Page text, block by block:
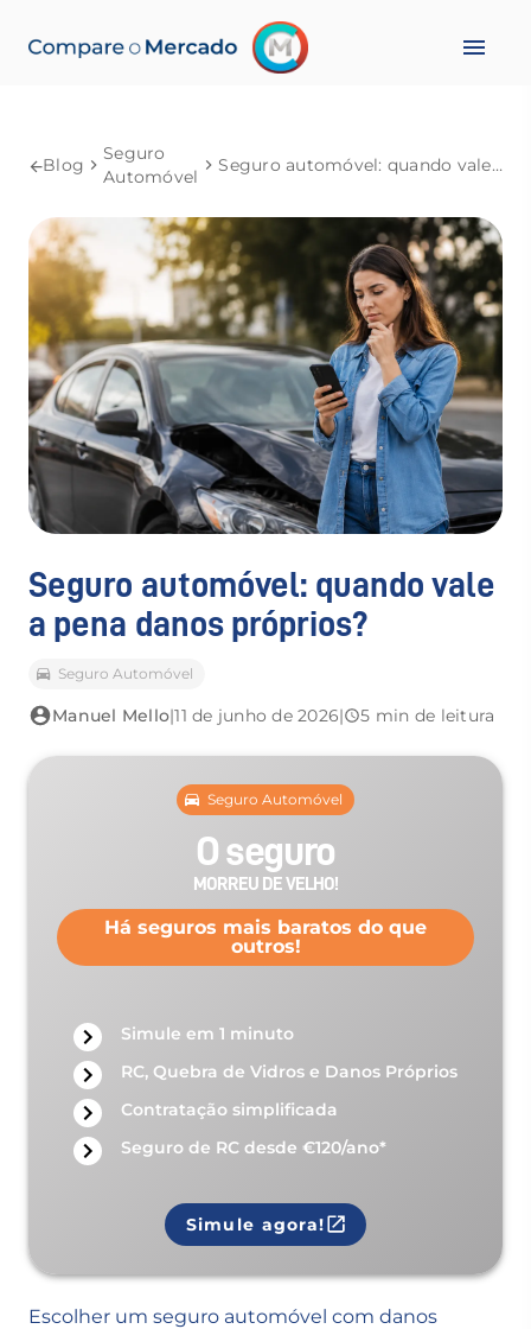
Blog
Seguro
Automóvel
Seguro automóvel: quando vale a pena danos próprios?
Seguro automóvel: quando vale
a pena danos próprios?
Seguro Automóvel
Manuel Mello|11 de junho de 2026| 5 min de leitura
Seguro Automóvel
O seguro
MORREU DE VELHO!
Há seguros mais baratos do que
outros!
Simule em 1 minuto
RC, Quebra de Vidros e Danos Próprios
Contratação simplificada
Seguro de RC desde €120/ano*
Simule agora!
Escolher um seguro automóvel com danos